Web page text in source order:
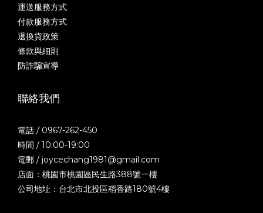
運送服務方式
付款服務方式
退換貨政策
條款與細則
防詐騙宣導
聯絡我們
電話 / 0967-262-450
時間 / 10:00-19:00
電郵 / joycechang1981@gmail.com
店面：桃園市桃園區民生路388號一樓
公司地址：台北市北投區稻香路180號4樓